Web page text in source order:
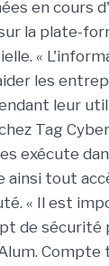
en cours
la plate-
«
les
leur
Tag
exécute
tout
« Il est
de sécurité